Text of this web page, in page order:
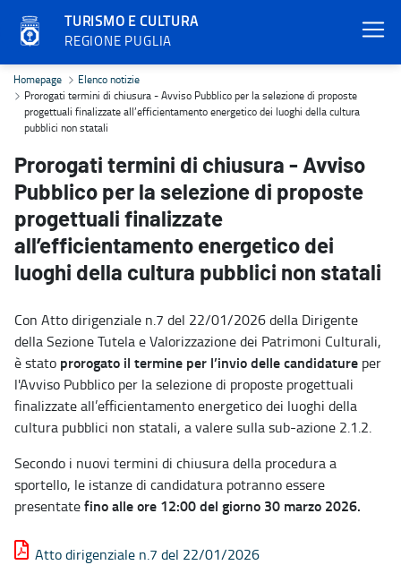
TURISMO E CULTURA
REGIONE PUGLIA
Prorogati termini di chiusura - Avviso Pubblico per la selezione
Homepage
Elenco notizie
Prorogati termini di chiusura - Avviso Pubblico per la selezione di proposte
progettuali finalizzate all’efficientamento energetico dei luoghi della cultura
pubblici non statali
Prorogati termini di chiusura - Avviso
Pubblico per la selezione di proposte
progettuali finalizzate
all’efficientamento energetico dei
luoghi della cultura pubblici non statali
Con Atto dirigenziale n.7 del 22/01/2026 della Dirigente
della Sezione Tutela e Valorizzazione dei Patrimoni Culturali,
è stato prorogato il termine per l’invio delle candidature per
l'Avviso Pubblico per la selezione di proposte progettuali
finalizzate all’efficientamento energetico dei luoghi della
cultura pubblici non statali, a valere sulla sub-azione 2.1.2.
Secondo i nuovi termini di chiusura della procedura a
sportello, le istanze di candidatura potranno essere
presentatefino alle ore 12:00 del giorno 30 marzo 2026.
Atto dirigenziale n.7 del 22/01/2026